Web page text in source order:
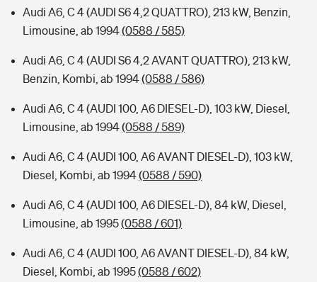
Audi A6, C 4 (AUDI S6 4,2 QUATTRO), 213 kW, Benzin,
Limousine, ab 1994(0588 / 585)
Audi A6, C 4 (AUDI S6 4,2 AVANT QUATTRO), 213 kW,
Benzin, Kombi, ab 1994(0588 / 586)
Audi A6, C 4 (AUDI 100, A6 DIESEL-D), 103 kW, Diesel,
Limousine, ab 1994(0588 / 589)
Audi A6, C 4 (AUDI 100, A6 AVANT DIESEL-D), 103 kW,
Diesel, Kombi, ab 1994(0588 / 590)
Audi A6, C 4 (AUDI 100, A6 DIESEL-D), 84 kW, Diesel,
Limousine, ab 1995(0588 / 601)
Audi A6, C 4 (AUDI 100, A6 AVANT DIESEL-D), 84 kW,
Diesel, Kombi, ab 1995(0588 / 602)